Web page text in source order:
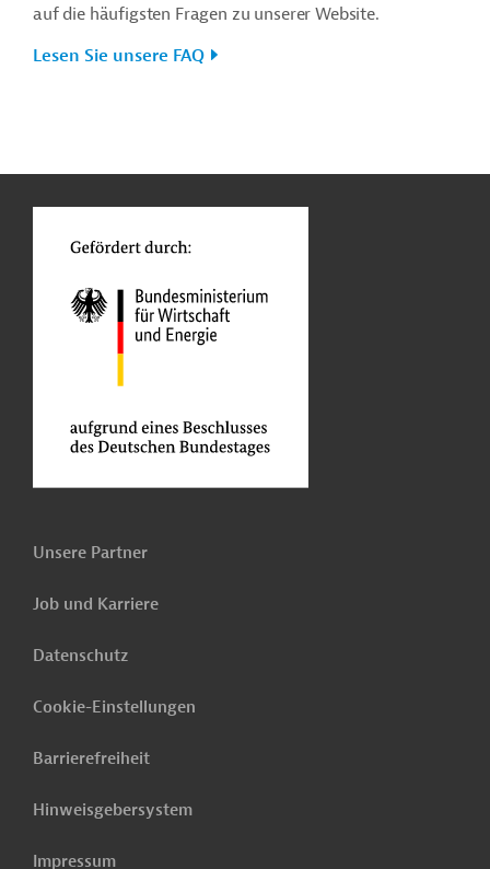
auf die häufigsten Fragen zu unserer Website.
Lesen Sie unsere FAQ
Unsere Partner
Job und Karriere
Datenschutz
Cookie-Einstellungen
Barrierefreiheit
Hinweisgebersystem
Impressum